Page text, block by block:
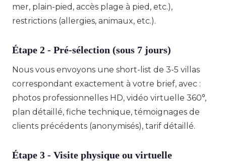
mer, plain-pied, accès plage à pied, etc.),
restrictions (allergies, animaux, etc.).
Étape 2 - Pré-sélection (sous 7 jours)
Nous vous envoyons une short-list de 3-5 villas
correspondant exactement à votre brief, avec :
photos professionnelles HD, vidéo virtuelle 360°,
plan détaillé, fiche technique, témoignages de
clients précédents (anonymisés), tarif détaillé.
Étape 3 - Visite physique ou virtuelle